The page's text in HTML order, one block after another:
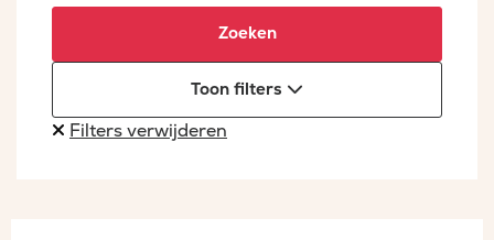
Zoeken
Toon filters
Filters verwijderen